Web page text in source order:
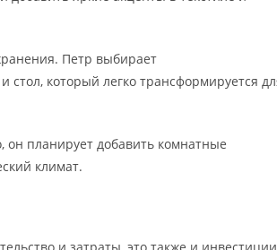
Петр выбирает
который легко трансформируется
он планирует добавить комнатные
климат.